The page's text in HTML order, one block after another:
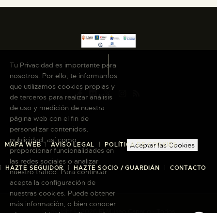
MAPA WEB AVISO LEGAL POLÍTICA DE COOKIES
HAZTE SEGUIDOR HAZTE SOCIO / GUARDIÁN CONTACTO
Copyright © 2026 El Museo Canario · Todos
Tu Privacidad es importante para
nosotros. Por ello, te informamos
que utilizamos cookies propias y
de terceros para realizar análisis
de uso y medición de nuestra
página web con el fin de
personalizar contenidos,
publicidad, así como
proporcionar funcionalidades en
las redes sociales o analizar
nuestro tráfico. Para continuar
acepta la configuración de
nuestras cookies. Puede obtener
más información, o bien conocer
Aceptar las Cookies